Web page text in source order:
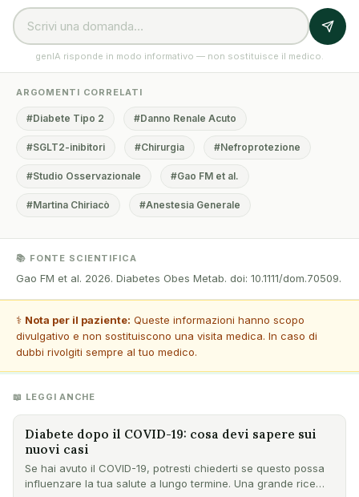
genIA risponde in modo informativo — non sostituisce il medico.
ARGOMENTI CORRELATI
#Diabete Tipo 2 #Danno Renale Acuto
#SGLT2-inibitori #Chirurgia #Nefroprotezione
#Studio Osservazionale #Gao FM et al.
#Martina Chiriacò #Anestesia Generale
📚 FONTE SCIENTIFICA
Gao FM et al. 2026. Diabetes Obes Metab. doi: 10.1111/dom.70509.
⚕️ Nota per il paziente: Queste informazioni hanno scopo
divulgativo e non sostituiscono una visita medica. In caso di
dubbi rivolgiti sempre al tuo medico.
📖 LEGGI ANCHE
Diabete dopo il COVID-19: cosa devi sapere sui
nuovi casi
Se hai avuto il COVID-19, potresti chiederti se questo possa
influenzare la tua salute a lungo termine. Una grande rice…